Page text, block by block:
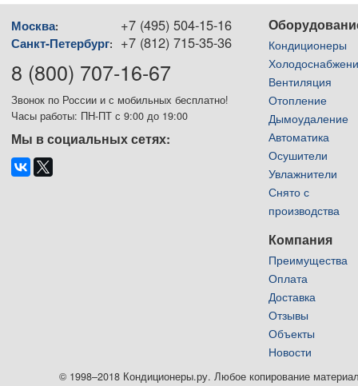
Москва: +7 (495) 504-15-16
Санкт-Петербург: +7 (812) 715-35-36
8 (800) 707-16-67
Звонок по России и с мобильных бесплатно!
Часы работы: ПН-ПТ с 9:00 до 19:00
Мы в социальных сетях:
Кондиционеры
Вентиляция
Отопление
Дымоудаление
Автоматика
Осушители
Увлажнители
Снято с
производства
Компания
Преимущества
Оплата
Доставка
Отзывы
Объекты
Новости
© 1998–2018 Кондиционеры.ру. Любое копирование